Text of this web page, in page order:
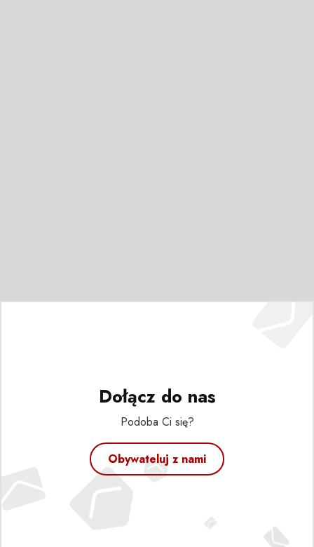
Dołącz do nas
Podoba Ci się?
Obywateluj z nami